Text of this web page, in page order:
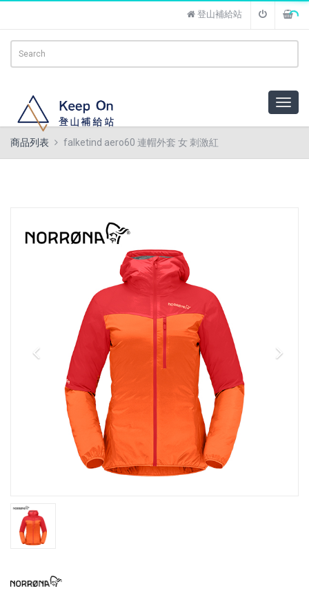
登山補給站
商品列表 falketind aero60 連帽外套 女 刺激紅